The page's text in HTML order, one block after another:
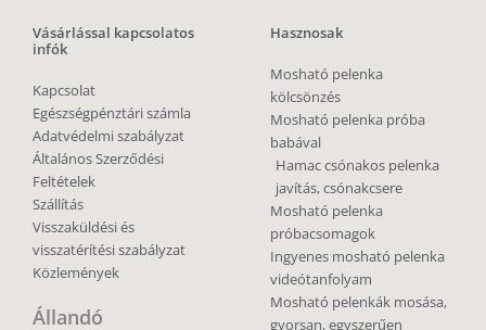
Vásárlással kapcsolatos
infók
Kapcsolat
Egészségpénztári számla
Adatvédelmi szabályzat
Általános Szerződési
Feltételek
Szállítás
Visszaküldési és
visszatérítési szabályzat
Közlemények
Állandó
Hasznosak
Mosható pelenka
kölcsönzés
Mosható pelenka próba
babával
Hamac csónakos pelenka
javítás, csónakcsere
Mosható pelenka
próbacsomagok
Ingyenes mosható pelenka
videótanfolyam
Mosható pelenkák mosása,
gyorsan, egyszerűen